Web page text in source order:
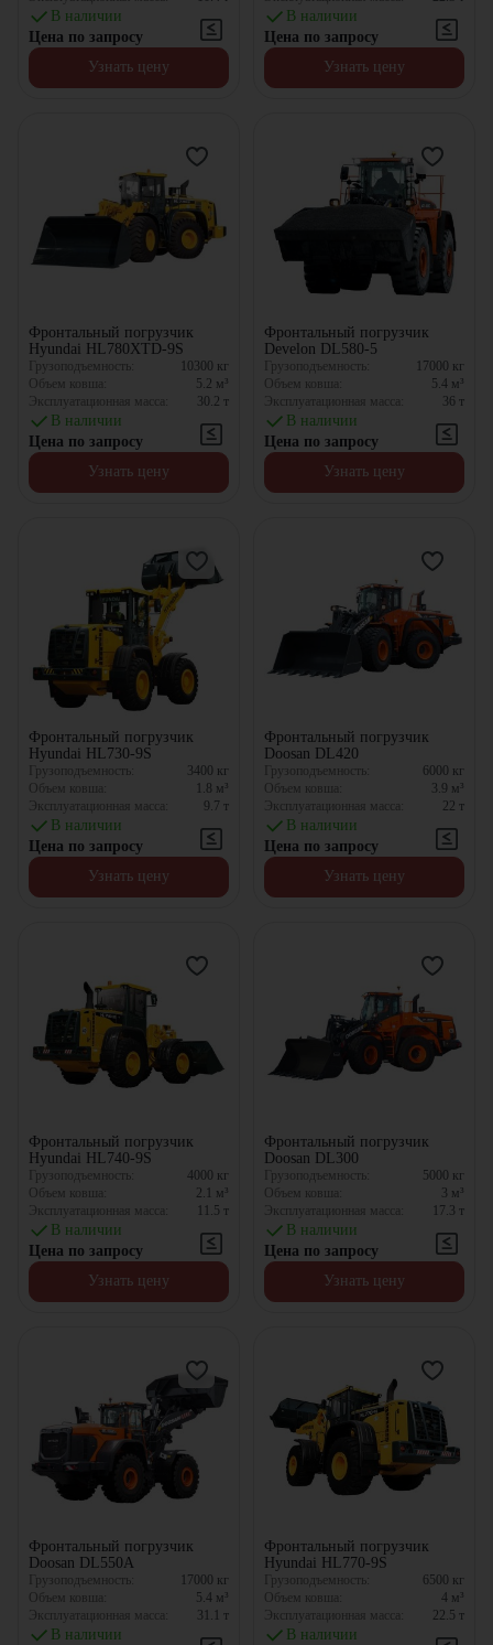
В наличии
Цена по запросу
Узнать цену
В наличии
Цена по запросу
Узнать цену
Фронтальный погрузчик
Hyundai HL780XTD-9S
Грузоподъемность: 10300 кг
Объем ковша:
5.2 м³
Эксплуатационная масса:
30.2 т
В наличии
Цена по запросу
Узнать цену
Фронтальный погрузчик
Develon DL580-5
Грузоподъемность: 17000 кг
Объем ковша:
5.4 м³
Эксплуатационная масса:
36 т
В наличии
Цена по запросу
Узнать цену
Фронтальный погрузчик
Hyundai HL730-9S
Грузоподъемность: 3400 кг
Объем ковша:
1.8 м³
Эксплуатационная масса:
9.7 т
В наличии
Цена по запросу
Узнать цену
Фронтальный погрузчик
Doosan DL420
Грузоподъемность: 6000 кг
Объем ковша:
3.9 м³
Эксплуатационная масса:
22 т
В наличии
Цена по запросу
Узнать цену
Фронтальный погрузчик
Hyundai HL740-9S
Грузоподъемность: 4000 кг
Объем ковша:
2.1 м³
Эксплуатационная масса:
11.5 т
В наличии
Цена по запросу
Узнать цену
Фронтальный погрузчик
Doosan DL300
Грузоподъемность: 5000 кг
Объем ковша:
3 м³
Эксплуатационная масса:
17.3 т
В наличии
Цена по запросу
Узнать цену
Фронтальный погрузчик
Doosan DL550A
Грузоподъемность: 17000 кг
Объем ковша:
5.4 м³
Эксплуатационная масса:
31.1 т
В наличии
Фронтальный погрузчик
Hyundai HL770-9S
Грузоподъемность: 6500 кг
Объем ковша:
4 м³
Эксплуатационная масса:
22.5 т
В наличии